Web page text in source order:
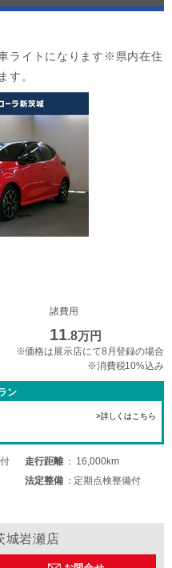
ライトになります※県内在住
す。
諸費用
11.8万円
※価格は展示店にて8月登録の場合
※消費税10%込み
ン
>詳しくはこちら
走行距離
16,000km
法定整備
定期点検整備付
城岩瀬店